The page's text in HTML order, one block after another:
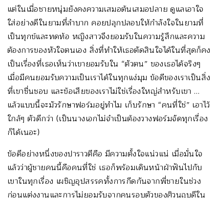
แต่ในเมื่อชายหนุ่มยังคงความเสมอต้นเสมอปลาย ดูแลเอาใจ
ใส่อย่างดีในยามที่ลำบาก คอยปลุกปลอบให้กำลังใจในยามที่
เป็นทุกข์และทดท้อ หญิงสาวจึงยอมรับในความรู้สึกและความ
ต้องการของหัวใจตนเอง สิ่งที่ทำให้เธอตัดสินใจได้ในที่สุดก็คง
เป็นเรื่องที่เธอเห็นว่าเขายอมรับใน “ตัวตน” ของเธอได้จริงๆ
เมื่อมีคนยอมรับความเป็นเราได้ในทุกแง่มุม ข้อดีของเราเป็นสิ่ง
ที่เขาชื่นชอบ และข้อเสียของเราไม่ใช่เรื่องใหญ่สำหรับเขา …
แล้วแบบนี้จะมัวรักษาฟอร์มอยู่ทำไม เก็บรักษา “คนที่ใช่” เอาไว้
ใกล้ๆ ตัวดีกว่า (เป็นนางเอกไม่จำเป็นต้องวางฟอร์มจัดทุกเรื่อง
ก็ได้เนอะ)
ข้อดีอย่างหนึ่งของปาราวตีคือ มีความตั้งใจแน่วแน่ เมื่อมั่นใจ
แล้วว่าผู้ชายคนนี้คือคนที่ใช่ เธอก็พร้อมเดินหน้าฝ่าฟันไปกับ
เขาในทุกเรื่อง เผชิญอุปสรรคทั้งการกีดกันจากพี่ชายในช่วง
ก่อนแต่งงานและการไม่ยอมรับจากคนรอบตัวของศิวนฤบดีใน